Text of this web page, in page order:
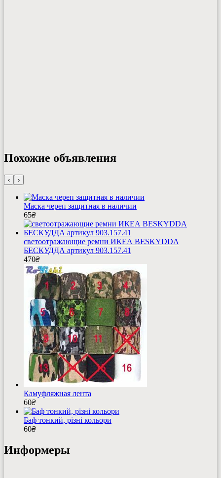
Похожие объявления
‹ ›
Маска череп защитная в наличии
65₴
светоотражающие ремни ИКЕА BESKYDDA
БЕСКУДДА артикул 903.157.41
470₴
Камуфляжная лента
60₴
Баф тонкий, різні кольори
60₴
Информеры